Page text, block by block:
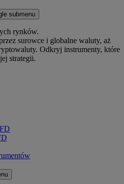
submenu
rynków.
surowce i globalne waluty, aż
Odkryj instrumenty, które
strategii.